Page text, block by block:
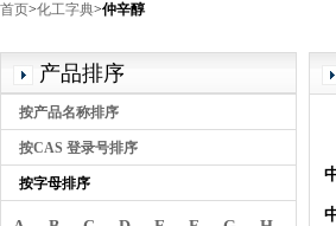
首页>化工字典>仲辛醇
产品排序
按产品名称排序
按CAS 登录号排序
按字母排序